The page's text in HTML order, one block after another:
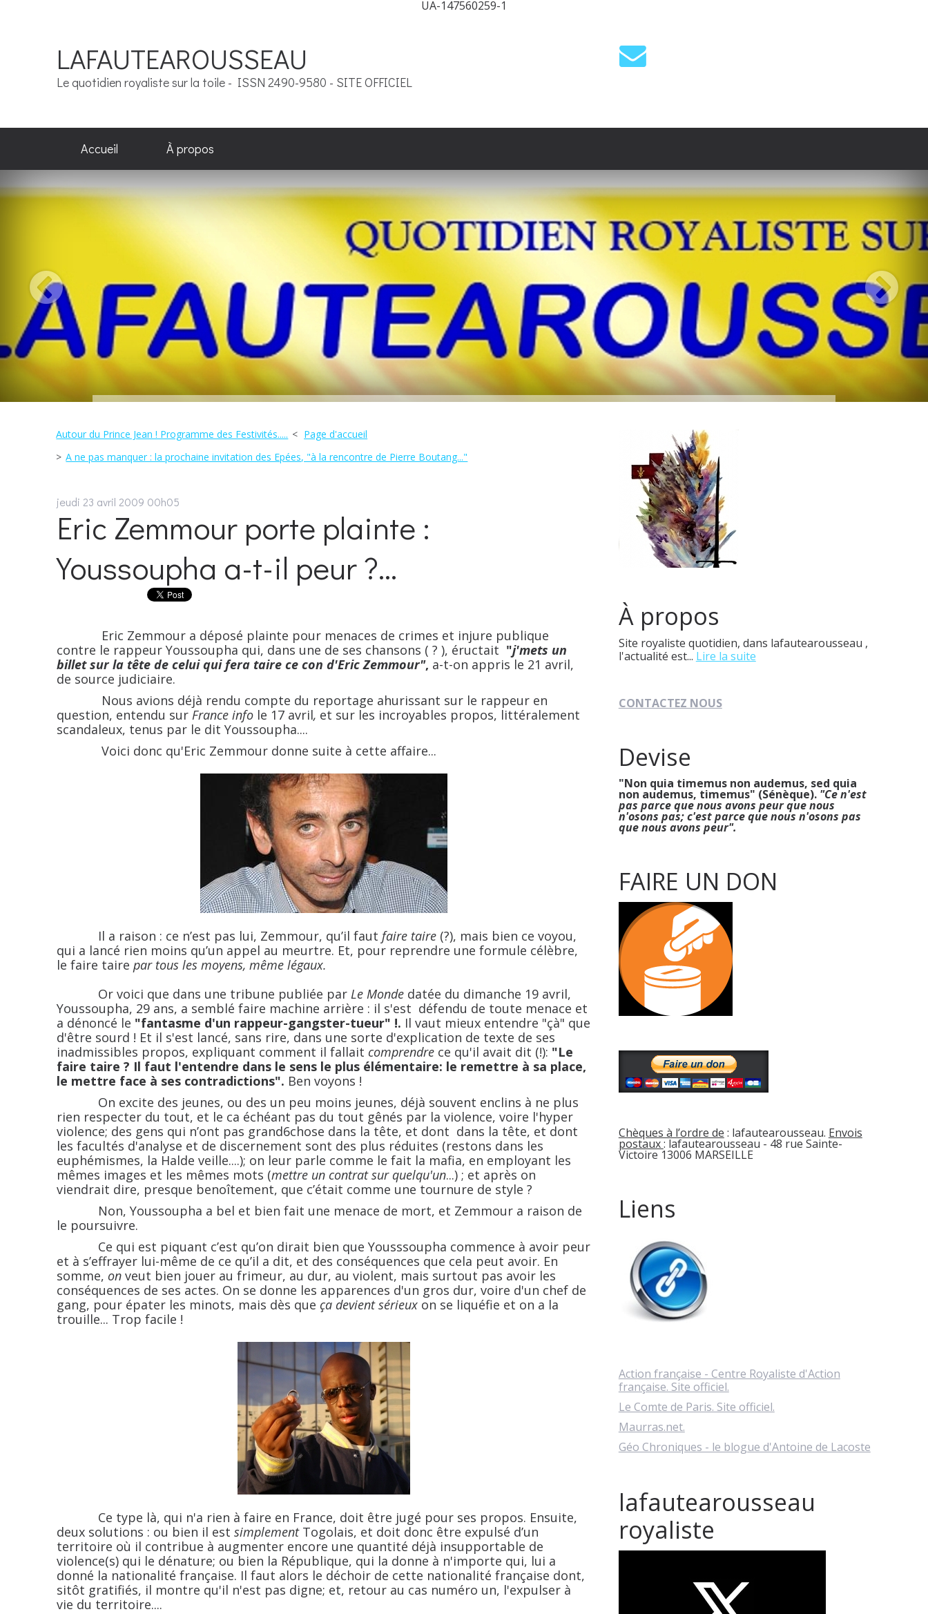
UA-147560259-1
LAFAUTEAROUSSEAU
Le quotidien royaliste sur la toile - ISSN 2490-9580 - SITE OFFICIEL
Accueil À propos
Autour du Prince Jean ! Programme des Festivités.....
Page d'accueil
A ne pas manquer : la prochaine invitation des Epées, "à la rencontre de Pierre Boutang..."
jeudi 23 avril 2009 00h05
Eric Zemmour porte plainte :
Youssoupha a-t-il peur ?...
Eric Zemmour a déposé plainte pour menaces de crimes et injure publique
contre le rappeur Youssoupha qui, dans une de ses chansons ( ? ), éructait "j'mets un
billet sur la tête de celui qui fera taire ce con d'Eric Zemmour", a-t-on appris le 21 avril,
de source judiciaire.
Nous avions déjà rendu compte du reportage ahurissant sur le rappeur en
question, entendu sur France info le 17 avril, et sur les incroyables propos, littéralement
scandaleux, tenus par le dit Youssoupha....
Voici donc qu'Eric Zemmour donne suite à cette affaire...
Il a raison : ce n’est pas lui, Zemmour, qu’il faut faire taire (?), mais bien ce voyou,
qui a lancé rien moins qu’un appel au meurtre. Et, pour reprendre une formule célèbre,
le faire taire par tous les moyens, même légaux.
Or voici que dans une tribune publiée par Le Monde datée du dimanche 19 avril,
Youssoupha, 29 ans, a semblé faire machine arrière : il s'est défendu de toute menace et
a dénoncé le "fantasme d'un rappeur-gangster-tueur" !. Il vaut mieux entendre "çà" que
d'être sourd ! Et il s'est lancé, sans rire, dans une sorte d'explication de texte de ses
inadmissibles propos, expliquant comment il fallait comprendre ce qu'il avait dit (!): "Le
faire taire ? Il faut l'entendre dans le sens le plus élémentaire: le remettre à sa place,
le mettre face à ses contradictions". Ben voyons !
On excite des jeunes, ou des un peu moins jeunes, déjà souvent enclins à ne plus
rien respecter du tout, et le ca échéant pas du tout gênés par la violence, voire l'hyper
violence; des gens qui n’ont pas grand6chose dans la tête, et dont dans la tête, et dont
les facultés d'analyse et de discernement sont des plus réduites (restons dans les
euphémismes, la Halde veille....); on leur parle comme le fait la mafia, en employant les
mêmes images et les mêmes mots (mettre un contrat sur quelqu'un...) ; et après on
viendrait dire, presque benoîtement, que c’était comme une tournure de style ?
Non, Youssoupha a bel et bien fait une menace de mort, et Zemmour a raison de
le poursuivre.
Ce qui est piquant c’est qu’on dirait bien que Yousssoupha commence à avoir peur
et à s’effrayer lui-même de ce qu’il a dit, et des conséquences que cela peut avoir. En
somme, on veut bien jouer au frimeur, au dur, au violent, mais surtout pas avoir les
conséquences de ses actes. On se donne les apparences d'un gros dur, voire d'un chef de
gang, pour épater les minots, mais dès que ça devient sérieux on se liquéfie et on a la
trouille... Trop facile !
Ce type là, qui n'a rien à faire en France, doit être jugé pour ses propos. Ensuite,
deux solutions : ou bien il est simplementTogolais, et doit donc être expulsé d’un
territoire où il contribue à augmenter encore une quantité déjà insupportable de
violence(s) qui le dénature; ou bien la République, qui la donne à n'importe qui, lui a
donné la nationalité française. Il faut alors le déchoir de cette nationalité française dont,
sitôt gratifiés, il montre qu'il n'est pas digne; et, retour au cas numéro un, l'expulser à
vie du territoire....
À propos
Site royaliste quotidien, dans lafautearousseau ,
l'actualité est... Lire la suite
CONTACTEZ NOUS
Devise
"Non quia timemus non audemus, sed quia
non audemus, timemus" (Sénèque). "Ce n'est
pas parce que nous avons peur que nous
n'osons pas; c'est parce que nous n'osons pas
que nous avons peur".
FAIRE UN DON
Chèques à l’ordre de : lafautearousseau. Envois
postaux: lafautearousseau - 48 rue Sainte-
Victoire 13006 MARSEILLE
Liens
Action française - Centre Royaliste d'Action
française. Site officiel.
Le Comte de Paris. Site officiel.
Maurras.net.
Géo Chroniques - le blogue d'Antoine de Lacoste
lafautearousseau
royaliste